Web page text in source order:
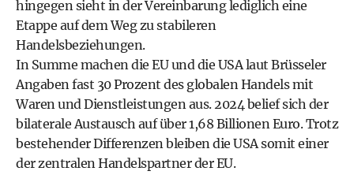
hingegen sieht in der Vereinbarung lediglich eine
Etappe auf dem Weg zu stabileren
Handelsbeziehungen.
In Summe machen die EU und die USA laut Brüsseler
Angaben fast 30 Prozent des globalen Handels mit
Waren und Dienstleistungen aus. 2024 belief sich der
bilaterale Austausch auf über 1,68 Billionen Euro. Trotz
bestehender Differenzen bleiben die USA somit einer
der zentralen Handelspartner der EU.